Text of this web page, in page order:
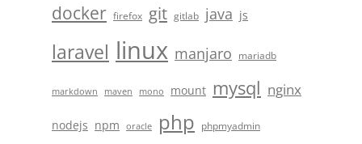
docker firefox git gitlab java js
laravel linux manjaro mariadb
markdown maven mono mount mysql nginx
nodejs npm oracle php phpmyadmin